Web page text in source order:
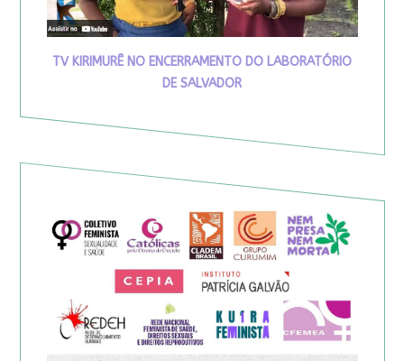
TV KIRIMURÊ NO ENCERRAMENTO DO LABORATÓRIO
DE SALVADOR